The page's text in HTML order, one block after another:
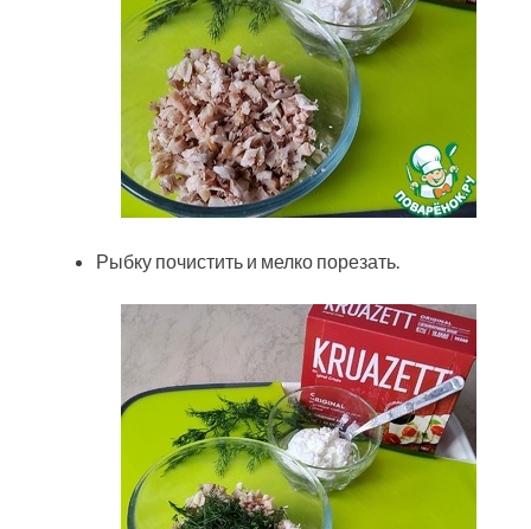
Рыбку почистить и мелко порезать.